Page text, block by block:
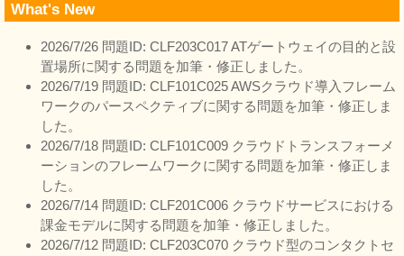
What's New
2026/7/26 問題ID: CLF203C017 ATゲートウェイの目的と設
置場所に関する問題を加筆・修正しました。
2026/7/19 問題ID: CLF101C025 AWSクラウド導入フレーム
ワークのパースペクティブに関する問題を加筆・修正しま
した。
2026/7/18 問題ID: CLF101C009 クラウドトランスフォーメ
ーションのフレームワークに関する問題を加筆・修正しま
した。
2026/7/14 問題ID: CLF201C006 クラウドサービスにおける
課金モデルに関する問題を加筆・修正しました。
2026/7/12 問題ID: CLF203C070 クラウド型のコンタクトセ